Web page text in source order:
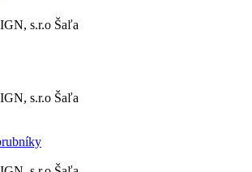
s.r.o Šaľa
s.r.o Šaľa